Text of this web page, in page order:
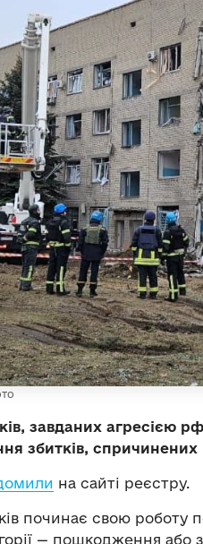
завданих агресією
збитків, спричинених
на сайті реєстру.
починає свою роботу
— пошкодження або